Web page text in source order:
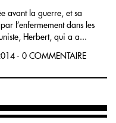
avant la guerre, et sa
l’enfermement dans les
Herbert, qui a a...
- 0 COMMENTAIRE